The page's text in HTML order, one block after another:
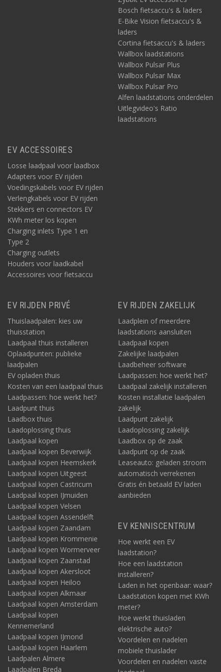
Bosch fietsaccu's & laders
E-Bike Vision fietsaccu's &
laders
Cortina fietsaccu's & laders
Wallbox laadstations
Wallbox Pulsar Plus
Wallbox Pulsar Max
Wallbox Pulsar Pro
Alfen laadstations onderdelen
Uitlegvideo's Ratio
laadstations
EV ACCESSOIRES
Losse laadpaal voor laadbox
Adapters voor EV rijden
Voedingskabels voor EV rijden
Verlengkabels voor EV rijden
Stekkers en connectors EV
KWh meter los kopen
Charging inlets Type 1 en
Type 2
Charging outlets
Houders voor laadkabel
Accessoires voor fietsaccu
EV RIJDEN PRIVÉ
Thuislaadpalen: kies uw
thuisstation
Laadpaal thuis installeren
Oplaadpunten: publieke
laadpalen
EV opladen thuis
Kosten van een laadpaal thuis
Laadpassen: hoe werkt het?
Laadpunt thuis
Laadbox thuis
Laadoplossing thuis
Laadpaal kopen
Laadpaal kopen Beverwijk
Laadpaal kopen Heemskerk
Laadpaal kopen Uitgeest
Laadpaal kopen Castricum
Laadpaal kopen IJmuiden
Laadpaal kopen Velsen
Laadpaal kopen Assendelft
Laadpaal kopen Zaandam
Laadpaal kopen Krommenie
Laadpaal kopen Wormerveer
Laadpaal kopen Zaanstad
Laadpaal kopen Akersloot
Laadpaal kopen Heiloo
Laadpaal kopen Alkmaar
Laadpaal kopen Amsterdam
Laadpaal kopen
Kennemerland
Laadpaal kopen IJmond
Laadpaal kopen Haarlem
Laadpalen Almere
Laadpalen Breda
EV RIJDEN ZAKELIJK
Laadplein of meerdere
laadstations aansluiten
Laadpaal kopen
Zakelijke laadpalen
Laadbeheer software
Laadpassen: hoe werkt het?
Laadpaal zakelijk installeren
Kosten installatie laadpalen
zakelijk
Laadpunt zakelijk
Laadoplossing zakelijk
Laadbox op de zaak
Laadpunt op de zaak
Leaseauto: geladen stroom
automatisch verrekenen
Gratis én betaald EV laden
aanbieden
EV KENNISCENTRUM
Hoe werkt een EV
laadstation?
Hoe een laadstation
installeren?
Laden in het openbaar: waar?
Laadstation kopen met KWh
meter?
Hoe werkt thuisladen
elektrische auto?
Voordelen en nadelen
mobiele thuislader
Voordelen en nadelen vaste